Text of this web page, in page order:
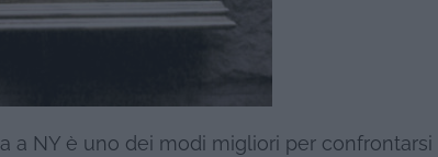
a NY è uno dei modi migliori per